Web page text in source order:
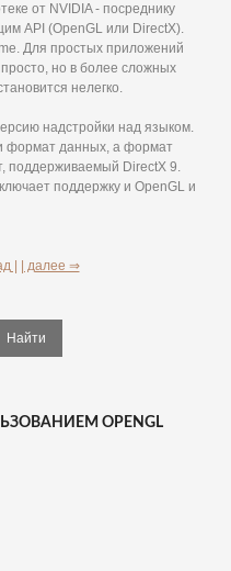
от NVIDIA - посреднику
API (OpenGL или DirectX).
Для простых приложений
но в более сложных
нелегко.
надстройки над языком.
формат данных, а формат
поддерживаемый DirectX 9.
поддержку и OpenGL и
| | далее ⇒
OPENGL